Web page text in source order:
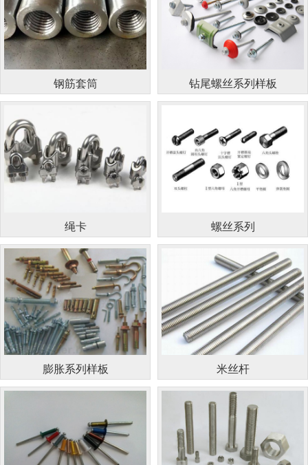
钢筋套筒 钻尾螺丝系列样板
绳卡 螺丝系列
膨胀系列样板 米丝杆